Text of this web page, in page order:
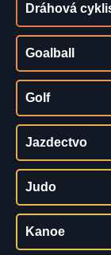
Dráhová
Goalball
Golf
Jazdectvo
Judo
Kanoe